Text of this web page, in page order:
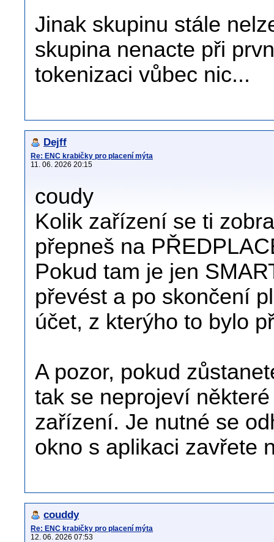
Jinak skupinu stále
skupina nenacte při
tokenizaci vůbec nic...
Dejff
Re: ENC krabičky pro placení mýta
11. 06. 2026 20:15
coudy
Kolik zařízení se ti
přepneš na
Pokud tam je jen
převést a po skončení
účet, z kterýho to bylo
A pozor, pokud
tak se neprojeví
zařízení. Je nutné se
okno s aplikaci zavřete
couddy
Re: ENC krabičky pro placení mýta
12. 06. 2026 07:53